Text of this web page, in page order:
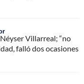
Villarreal; “no
falló dos ocasiones